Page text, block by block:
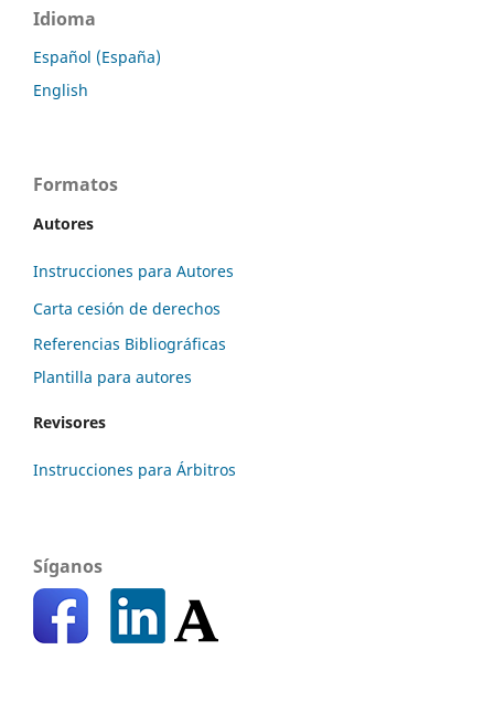
Idioma
Español (España)
English
Formatos
Autores
Instrucciones para Autores
Carta cesión de derechos
Referencias Bibliográficas
Plantilla para autores
Revisores
Instrucciones para Árbitros
Síganos